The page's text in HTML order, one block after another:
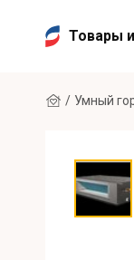
Товары
Умный